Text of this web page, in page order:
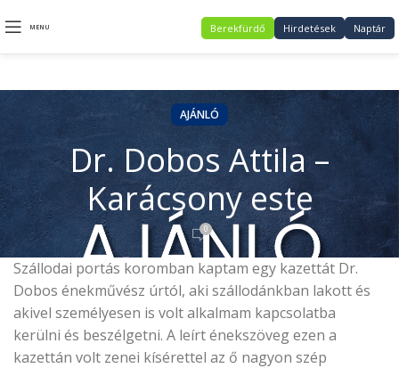
MENU Berekfürdő Hirdetések Naptár
AJÁNLÓ
Dr. Dobos Attila –
Karácsony este
0
Szállodai portás koromban kaptam egy kazettát Dr.
Dobos énekművész úrtól, aki szállodánkban lakott és
akivel személyesen is volt alkalmam kapcsolatba
kerülni és beszélgetni. A leírt énekszöveg ezen a
kazettán volt zenei kísérettel az ő nagyon szép